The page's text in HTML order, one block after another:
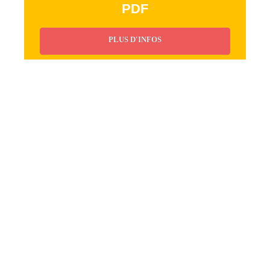
PDF
PLUS D'INFOS